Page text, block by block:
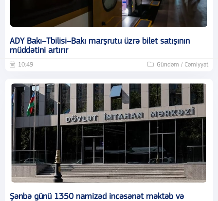
ADY Bakı–Tbilisi–Bakı marşrutu üzrə bilet satışının
müddətini artırır
10:49 Gündəm / Cəmiyyət
Şənbə günü 1350 namizəd incəsənət məktəb və